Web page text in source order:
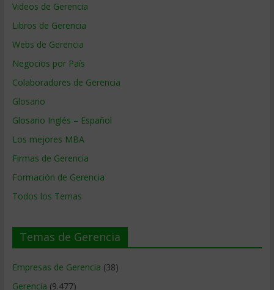
Videos de Gerencia
Libros de Gerencia
Webs de Gerencia
Negocios por País
Colaboradores de Gerencia
Glosario
Glosario Inglés – Español
Los mejores MBA
Firmas de Gerencia
Formación de Gerencia
Todos los Temas
Temas de Gerencia
Empresas de Gerencia (38)
Gerencia (9.477)